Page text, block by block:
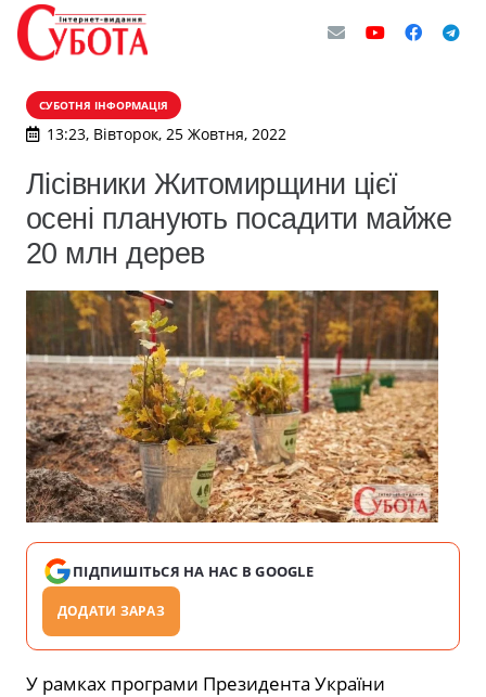
СУБОТНЯ ІНФОРМАЦІЯ
13:23, Вівторок, 25 Жовтня, 2022
Лісівники Житомирщини цієї
осені планують посадити майже
20 млн дерев
ПІДПИШІТЬСЯ НА НАС В GOOGLE
ДОДАТИ ЗАРАЗ
У рамках програми Президента України